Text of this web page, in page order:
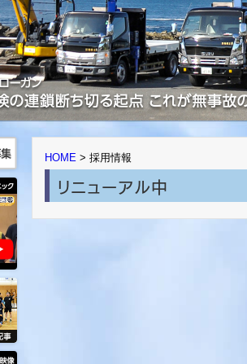
HOME > 採用情報
リニューアル中